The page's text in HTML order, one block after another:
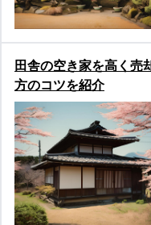
田舎の空き家を高く売
方のコツを紹介